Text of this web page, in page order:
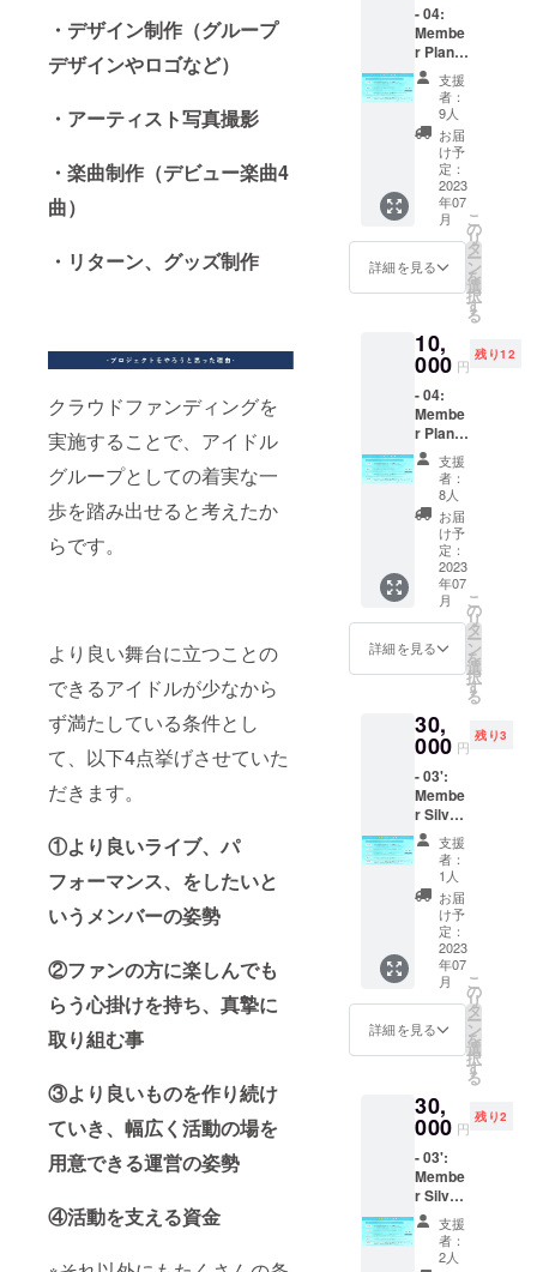
・デザイン制作（グループ
デザインやロゴなど）
・アーティスト写真撮影
・楽曲制作（デビュー楽曲4
曲）
・リターン、グッズ制作
クラウドファンディングを
実施することで、アイドル
グループとしての着実な一
歩を踏み出せると考えたか
らです。
より良い舞台に立つことの
できるアイドルが少なから
ず満たしている条件とし
て、以下4点挙げさせていた
だきます。
①より良いライブ、パ
フォーマンス、をしたいと
いうメンバーの姿勢
②ファンの方に楽しんでも
らう心掛けを持ち、真摯に
取り組む事
③より良いものを作り続け
ていき、幅広く活動の場を
用意できる運営の姿勢
④活動を支える資金
- 04:
Membe
r Plan -
（望月
せり）
・サイ
ンチェ
キ券20
枚 ・デ
ビュー
ライブ
チケッ
ト ・デ
ビュー
前限定
イベン
なただ
けの限
定お礼
動画 ※
ご支援
時、必
ず備考
欄にご
希望の
お名前
（ニッ
クネー
ム可/20
字以
内）を
ご記入
くださ
する名
前や公
序良俗
に反す
るお名
前はお
呼びい
たしか
ねます
ので、
予めご
了承く
ださ
い。
支援
者：
9人
お届
け予
定：
2023
年07
月
詳細を見る
こ
の
リ
タ
ー
ン
を
選
択
す
る
10,
000 円
残り12
- 04:
Membe
r Plan -
（星乃
りん）
・サイ
ンチェ
キ券20
枚 ・デ
ビュー
ライブ
チケッ
ト ・デ
ビュー
前限定
イベン
なただ
けの限
定お礼
動画 ※
ご支援
時、必
ず備考
欄にご
希望の
お名前
（ニッ
クネー
ム可/20
字以
内）を
ご記入
くださ
する名
前や公
序良俗
に反す
るお名
前はお
呼びい
たしか
ねます
支援
者：
8人
お届
け予
定：
2023
年07
月
詳細を見る
こ
の
リ
タ
ー
ン
を
選
択
す
る
30,
000 円
残り3
- 03':
Membe
r Silver
Plan -
（望月
せり）
・サイ
ンチェ
キ券60
枚 ・デ
ビュー
ライブ
リハー
サル見
学 ・デ
ビュー
VIPチ
ケット
・デ
ビュー
前限定
イベン
ト ・あ
なただ
けの限
支援
者：
1人
お届
け予
定：
2023
年07
月
詳細を見る
こ
の
リ
タ
ー
ン
を
選
択
す
る
30,
000 円
残り2
- 03':
Membe
r Silver
Plan -
（七瀬
のあ）
支援
者：
2人